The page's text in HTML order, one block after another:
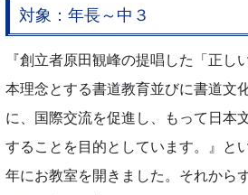
対象：年長～中３
『創立者原田観峰の提唱した「正し
本理念とする書道教育並びに書道文
に、国際交流を促進し、もって日本
することを目的としています。』と
年にお教室を開きました。それから